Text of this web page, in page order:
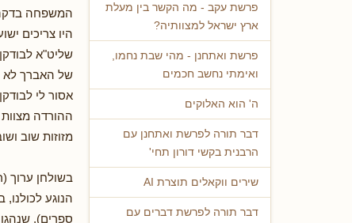
פרשת עקב - מה הקשר בין מעלת
ארץ ישראל למצוותיה?
פרשת ואתחנן - מהי שבת נחמו,
ואימתי נחשב חכמים
ה' הוא האלוקים
דבר תורה לפרשת ואתחנן עם
הרבנית בקשי דורון תחי'
שירים ווקאלים תוצרת AI
דבר תורה לפרשת דברים עם
המשפחה בדקה
היו צריכים
שליט"א
של האברך לא
אסור לי
ההורדה
מזוזות שוב
בשולחן ערוך
הנוגע
ספרים),